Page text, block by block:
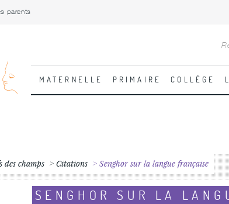
parents
MATERNELLE PRIMAIRE COLLÈGE
des champs Citations Senghor sur la langue française
SENGHOR SUR LA